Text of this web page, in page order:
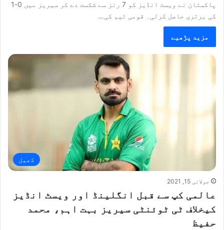
پاکستان نے ویسٹ انڈیز کو 7 رنز سے شکست دے کر سیریز میں 0-1
کی برتری حاصل کرلی۔ قومی ٹیم کی…
مزید پڑھیے
کھیل
جولائی 15, 2021
عالمی کپ سے قبل انگلینڈ اور ویسٹ انڈیز
کیخلاف ٹی ٹوئنٹی سیریز بہت اہم، محمد
حفیظ